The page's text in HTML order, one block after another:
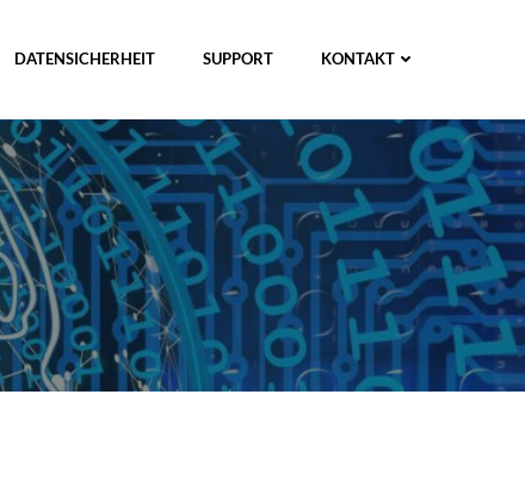
DATENSICHERHEIT SUPPORT KONTAKT